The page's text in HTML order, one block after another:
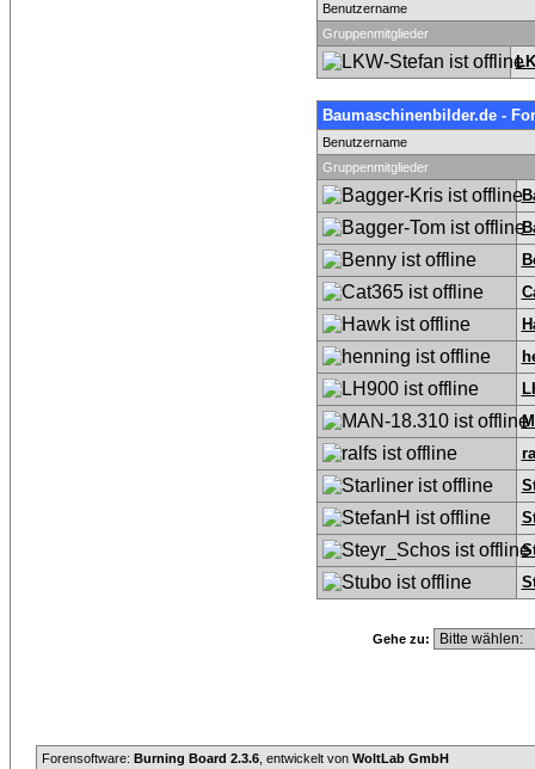
Benutzername
Gruppenmitglieder
Baumaschinenbilder.de -
Benutzername
Gruppenmitglieder
Gehe zu:
Forensoftware: Burning Board 2.3.6 , entwickelt von WoltLab GmbH